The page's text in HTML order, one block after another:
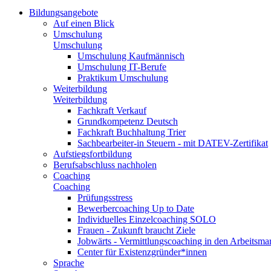
Bildungsangebote
Auf einen Blick
Umschulung
Umschulung
Umschulung Kaufmännisch
Umschulung IT-Berufe
Praktikum Umschulung
Weiterbildung
Weiterbildung
Fachkraft Verkauf
Grundkompetenz Deutsch
Fachkraft Buchhaltung Trier
Sachbearbeiter-in Steuern - mit DATEV-Zertifikat
Aufstiegsfortbildung
Berufsabschluss nachholen
Coaching
Coaching
Prüfungsstress
Bewerbercoaching Up to Date
Individuelles Einzelcoaching SOLO
Frauen - Zukunft braucht Ziele
Jobwärts - Vermittlungscoaching in den
Center für Existenzgründer*innen
Sprache